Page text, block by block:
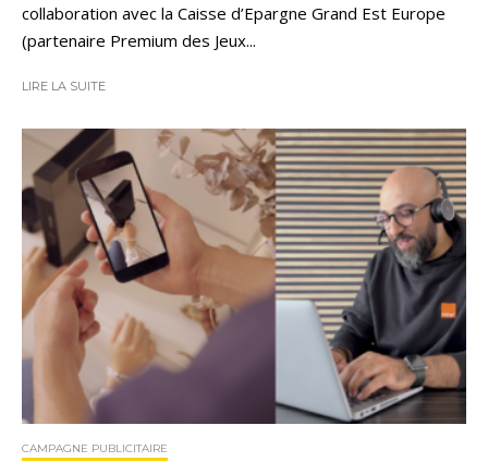
collaboration avec la Caisse d’Epargne Grand Est Europe
(partenaire Premium des Jeux...
LIRE LA SUITE
CAMPAGNE PUBLICITAIRE